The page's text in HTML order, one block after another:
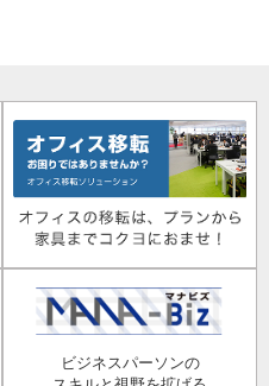
ビジネスパーソンの